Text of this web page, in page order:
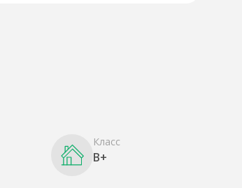
Класс
B+